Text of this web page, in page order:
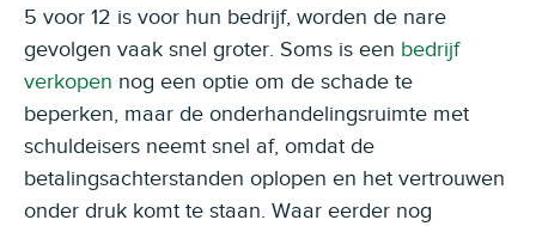
5 voor 12 is voor hun bedrijf, worden de nare
gevolgen vaak snel groter. Soms is een bedrijf
verkopen nog een optie om de schade te
beperken, maar de onderhandelingsruimte met
schuldeisers neemt snel af, omdat de
betalingsachterstanden oplopen en het vertrouwen
onder druk komt te staan. Waar eerder nog